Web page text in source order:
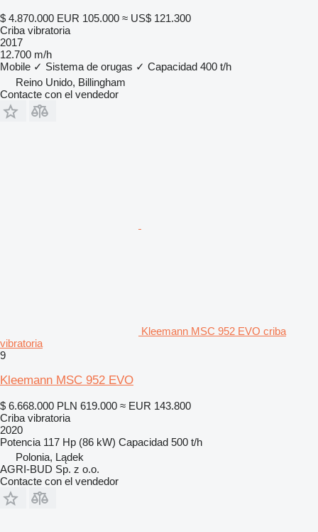
$ 4.870.000 EUR 105.000 ≈ US$ 121.300
Criba vibratoria
2017
12.700 m/h
Mobile ✓ Sistema de orugas ✓ Capacidad 400 t/h
Reino Unido, Billingham
Contacte con el vendedor
Kleemann MSC 952 EVO criba
vibratoria
9
Kleemann MSC 952 EVO
$ 6.668.000 PLN 619.000 ≈ EUR 143.800
Criba vibratoria
2020
Potencia 117 Hp (86 kW) Capacidad 500 t/h
Polonia, Lądek
AGRI-BUD Sp. z o.o.
Contacte con el vendedor